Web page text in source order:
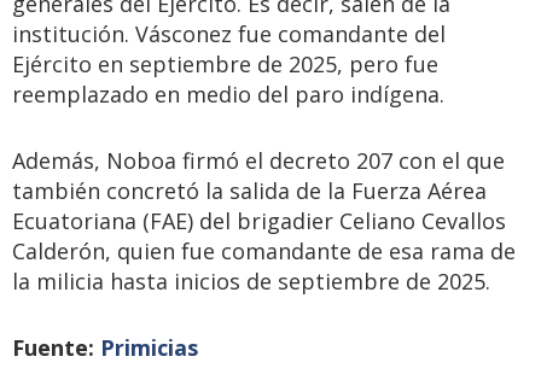
institución. Vásconez fue comandante del
Ejército en septiembre de 2025, pero fue
reemplazado en medio del paro indígena.
Además, Noboa firmó el decreto 207 con el que
también concretó la salida de la Fuerza Aérea
Ecuatoriana (FAE) del brigadier Celiano Cevallos
Calderón, quien fue comandante de esa rama de
la milicia hasta inicios de septiembre de 2025.
Fuente: Primicias